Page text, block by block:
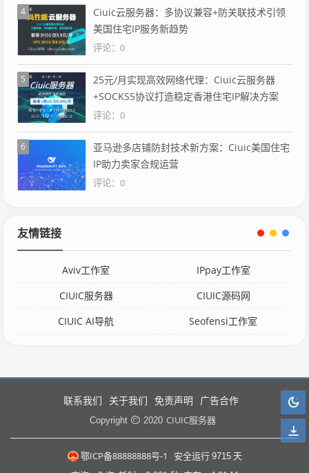
4
Ciuic云服务器：多协议兼容+防关联技术引领
美国住宅IP服务新趋势
评论：0
5
25元/月实现高效网络代理：Ciuic云服务器
+SOCKS5协议打造稳定香港住宅IP解决方案
评论：0
6
亚马逊多店铺防封技术新方案：Ciuic美国住宅
IP助力卖家合规运营
评论：0
友情链接
Aviv工作室
IPpay工作室
CIUIC服务器
CIUIC源码网
CIUIC AI导航
Seofensi工作室
联系我们 关于我们 免责声明 广告合作
Copyright 2020 CIUIC服务器
鄂ICP备88888888号-1 安全运行 9715 天